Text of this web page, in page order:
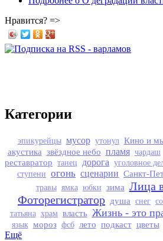
Нравится? =>
Категории
эпикурейцы мусор утонул Кино и
акустика звёздное небо пламя чардаш
реставратор танец дорога уголовное
ступени огонь сценарии Санкт-
травы ямка юбки зима Лица
Фоторегистратор душа снег
татьяна храм власть Жизнь - это
язык мороз фсб лето подкаст цветы
Ещё